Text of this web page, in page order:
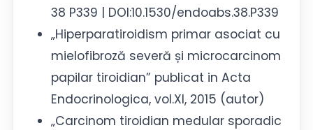
38 P339 | DOI:10.1530/endoabs.38.P339
„Hiperparatiroidism primar asociat cu
mielofibroză severă și microcarcinom
papilar tiroidian” publicat in Acta
Endocrinologica, vol.XI, 2015 (autor)
„Carcinom tiroidian medular sporadic